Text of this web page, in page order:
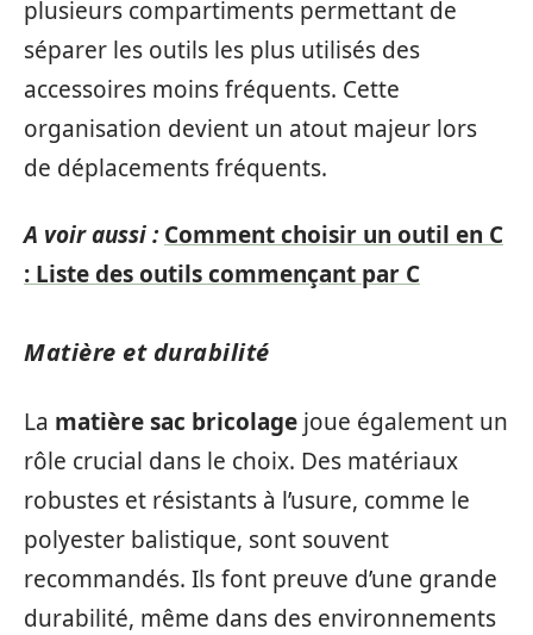
plusieurs compartiments permettant de
séparer les outils les plus utilisés des
accessoires moins fréquents. Cette
organisation devient un atout majeur lors
de déplacements fréquents.
A voir aussi : Comment choisir un outil en C
: Liste des outils commençant par C
Matière et durabilité
La matière sac bricolage joue également un
rôle crucial dans le choix. Des matériaux
robustes et résistants à l’usure, comme le
polyester balistique, sont souvent
recommandés. Ils font preuve d’une grande
durabilité, même dans des environnements